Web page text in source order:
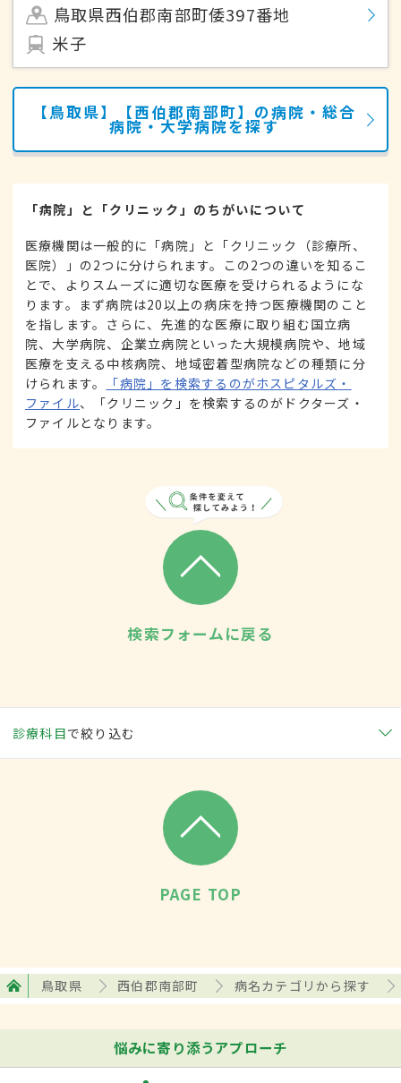
鳥取県西伯郡南部町倭397番地
米子
【鳥取県】【西伯郡南部町】の病院・総合
病院・大学病院を探す
「病院」と「クリニック」のちがいについて
医療機関は一般的に「病院」と「クリニック（診療所、
医院）」の2つに分けられます。この2つの違いを知るこ
とで、よりスムーズに適切な医療を受けられるようにな
ります。まず病院は20以上の病床を持つ医療機関のこと
を指します。さらに、先進的な医療に取り組む国立病
院、大学病院、企業立病院といった大規模病院や、地域
医療を支える中核病院、地域密着型病院などの種類に分
けられます。
「病院」を検索するのがホスピタルズ・
ファイル、「クリニック」を検索するのがドクターズ・
ファイルとなります。
検索フォームに戻る
診療科目で絞り込む
PAGE TOP
鳥取県 西伯郡南部町 病名カテゴリから探す
悩みに寄り添うアプローチ